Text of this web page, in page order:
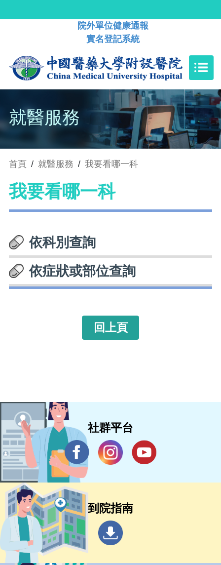
院外單位健康通報
實名登記系統
就醫服務
首頁 / 就醫服務 / 我要看哪一科
我要看哪一科
依科別查詢
依症狀或部位查詢
回上頁
社群平台
到院指南